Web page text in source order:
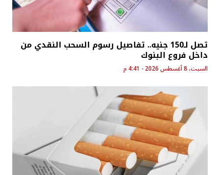
تصل لـ150 جنيه.. تفاصيل رسوم السحب النقدي من
داخل فروع البنوك
السبت، 8 أغسطس 2026 - 4:41 م